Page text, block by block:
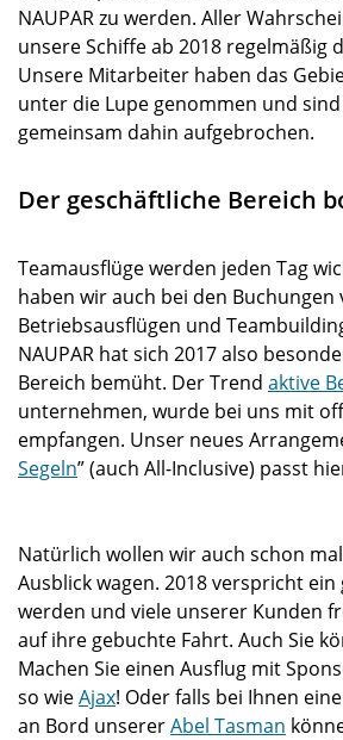
NAUPAR zu werden. Aller
unsere Schiffe ab 2018 regelmäßig
Unsere Mitarbeiter haben das
unter die Lupe genommen und
gemeinsam dahin aufgebrochen.
Der geschäftliche Bereich
Teamausflüge werden jeden Tag
haben wir auch bei den Buchungen
Betriebsausflügen und
NAUPAR hat sich 2017 also
Bereich bemüht. Der Trend aktive
unternehmen, wurde bei uns mit
empfangen. Unser neues
Segeln” (auch All-Inclusive) passt
Natürlich wollen wir auch schon
Ausblick wagen. 2018 verspricht ein
werden und viele unserer Kunden
auf ihre gebuchte Fahrt. Auch Sie
Machen Sie einen Ausflug mit
so wieAjax! Oder falls bei Ihnen eine
an Bord unsererAbel Tasman